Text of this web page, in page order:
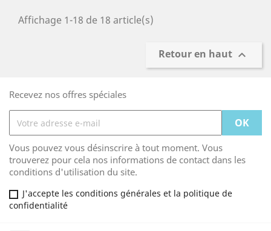
Affichage 1-18 de 18 article(s)
Retour en haut 
Recevez nos offres spéciales
Vous pouvez vous désinscrire à tout moment. Vous
trouverez pour cela nos informations de contact dans les
conditions d'utilisation du site.
J'accepte les conditions générales et la politique de
confidentialité